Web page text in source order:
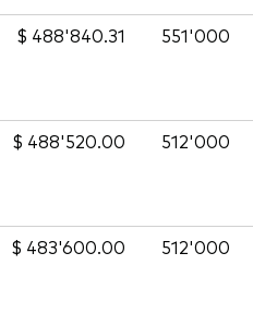
$ 488'840.31 551'000
$ 488'520.00 512'000
$ 483'600.00 512'000